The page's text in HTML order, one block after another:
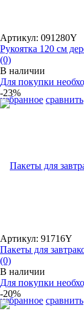
избранное сравнить
Артикул: 091280Y
Рукоятка 120 см
(0)
В наличии
Для покупки
-23%
избранное сравнить
Артикул: 91716Y
Пакеты для
(0)
В наличии
Для покупки
-20%